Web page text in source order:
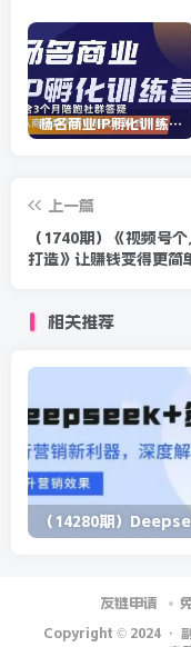
杨名商业IP孵化训练营，从商业到内容到转化一站式学 价值5980元
上一篇
（1740期）《视频号
打造》让赚钱变得更简
相关推荐
友链申请
Copyright © 2024 ·